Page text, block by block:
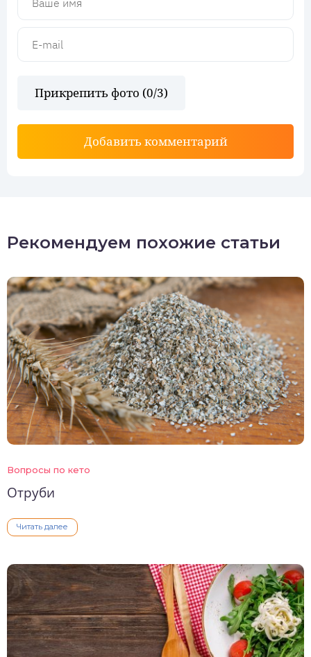
Прикрепить фото (0/3)
Добавить комментарий
Рекомендуем похожие статьи
Вопросы по кето
Отруби
Читать далее